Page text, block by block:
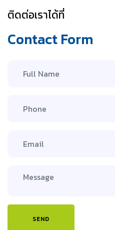
ติดต่อเราได้ที่
Contact Form
SEND